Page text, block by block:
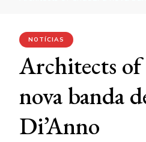
NOTÍCIAS
Architects of
nova banda
Di’Anno